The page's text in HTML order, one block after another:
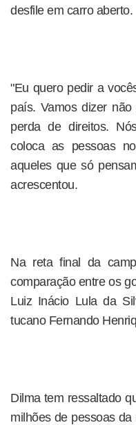
desfile em carro aberto.
"Eu quero pedir a
país. Vamos dizer
perda de direitos.
coloca as pessoas
aqueles que só
acrescentou.
Na reta final da
comparação entre os
Luiz Inácio Lula da
tucano Fernando
Dilma tem ressaltado
milhões de pessoas